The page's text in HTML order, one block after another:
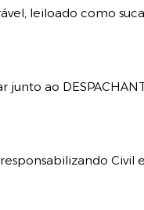
leiloado como
junto ao